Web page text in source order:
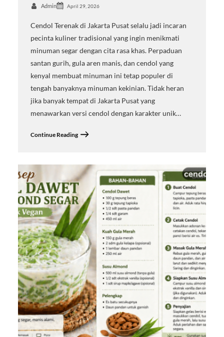
Admin April 29, 2026
Cendol Terenak di Jakarta Pusat selalu jadi incaran
pecinta kuliner tradisional yang ingin menikmati
minuman segar dengan cita rasa khas. Perpaduan
santan gurih, gula aren manis, dan cendol yang
kenyal membuat minuman ini tetap populer di
tengah banyaknya minuman kekinian. Tidak heran
jika banyak tempat di Jakarta Pusat yang
menawarkan versi cendol dengan karakter unik…
Continue Reading